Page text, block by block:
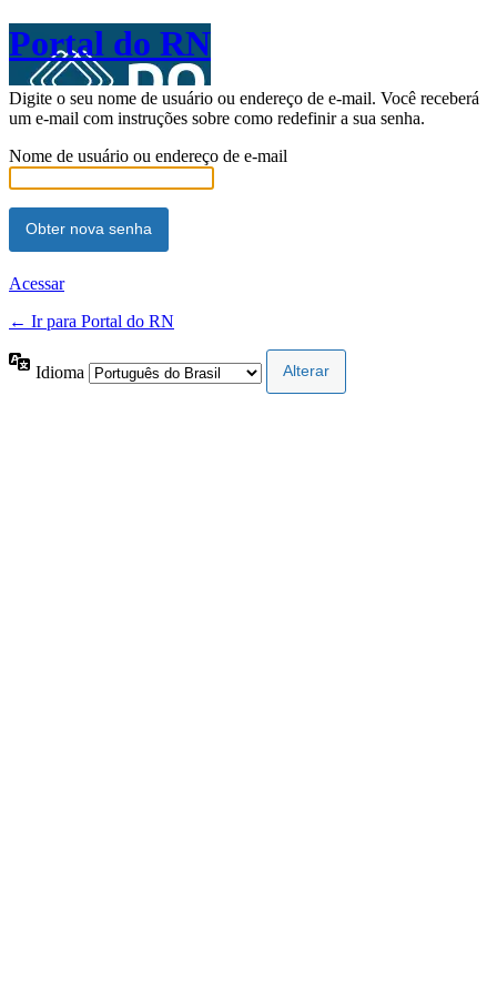
Portal do RN
Digite o seu nome de usuário ou endereço de e-mail. Você receberá
um e-mail com instruções sobre como redefinir a sua senha.
Nome de usuário ou endereço de e-mail
Acessar
← Ir para Portal do RN
Idioma